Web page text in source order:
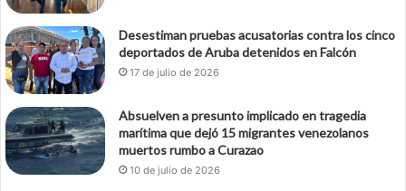
Desestiman pruebas acusatorias contra los cinco
deportados de Aruba detenidos en Falcón
17 de julio de 2026
Absuelven a presunto implicado en tragedia
marítima que dejó 15 migrantes venezolanos
muertos rumbo a Curazao
10 de julio de 2026